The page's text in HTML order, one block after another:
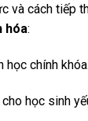
và cách tiếp
hóa:
học chính khóa.
học sinh